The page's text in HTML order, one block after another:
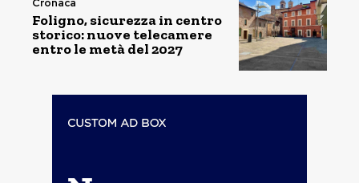
Foligno, sicurezza in centro
storico: nuove telecamere
entro le metà del 2027